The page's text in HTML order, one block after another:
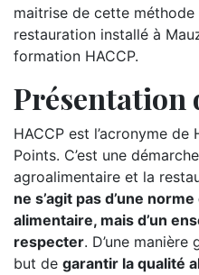
maitrise de cette
restauration installé à
formation HACCP.
Présentation
HACCP est l’acronyme
Points. C’est une
agroalimentaire et la
ne s’agit pas d’une
alimentaire, mais d’un
respecter. D’une manière
but de garantir la qualité